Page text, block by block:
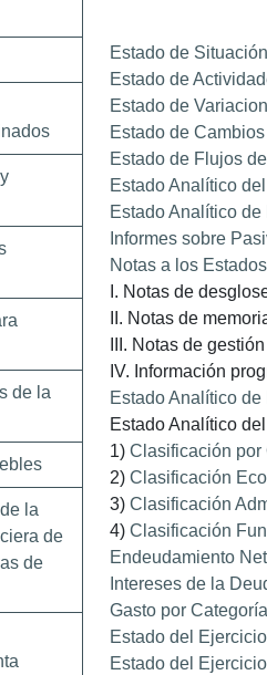
de la
la
de
de
Estado de
Estado de
Estado de
Estado de
Estado de Flujos
Estado Analítico
Estado Analítico
Informes sobre
Notas a los
I. Notas de
II. Notas de
III. Notas de
IV. Información
Estado Analítico de
Estado Analítico
1) Clasificación por
2) Clasificación
3) Clasificación
4) Clasificación
Endeudamiento
Intereses de la
Gasto por
Estado del
Estado del